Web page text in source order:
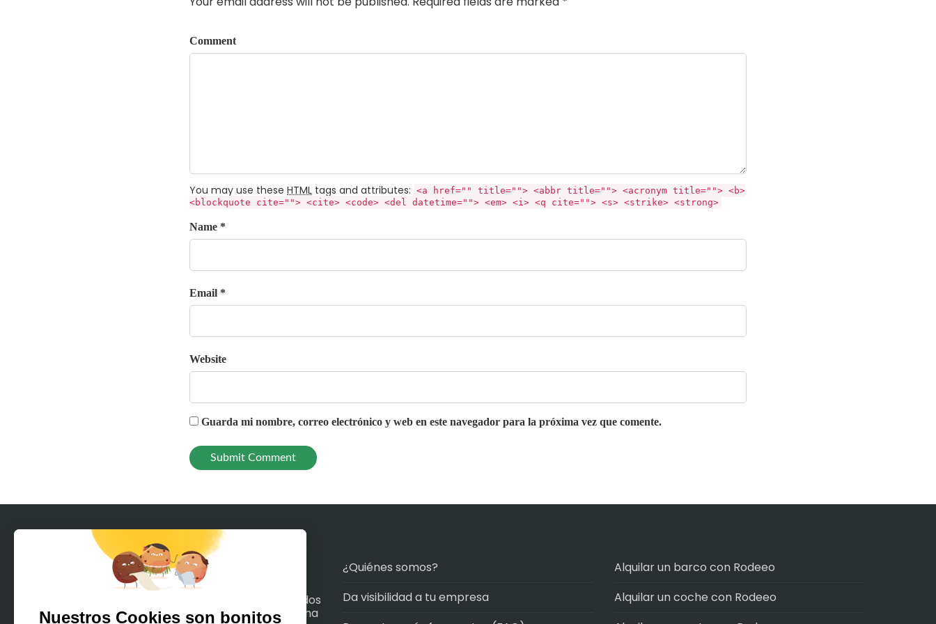
Comment
You may use these HTML tags and attributes: <a href="" title=""> <abbr title=""> <acronym title=""> <b>
<blockquote cite=""> <cite> <code> <del datetime=""> <em> <i> <q cite=""> <s> <strike> <strong>
Name *
Email *
Website
Guarda mi nombre, correo electrónico y web en este navegador para la próxima vez que comente.
Con Rodeeo, alquila en unos pocos clics todos
los medios de movilidad terrestre o marítima
¿Quiénes somos?
Da visibilidad a tu empresa
Alquilar un barco con Rodeeo
Alquilar un coche con Rodeeo